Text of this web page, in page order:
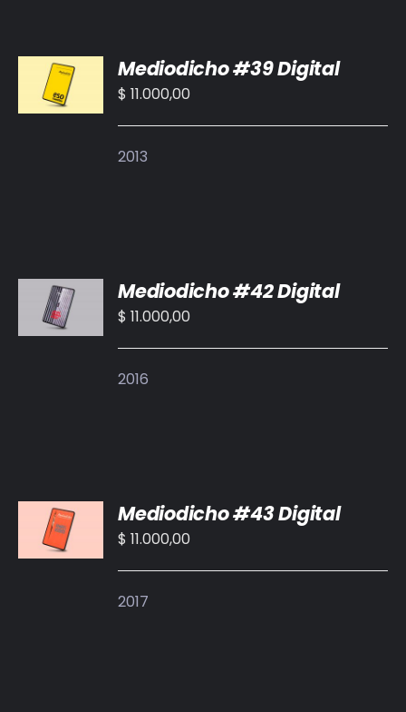
AL
CARRITO
/
Mediodicho #39 Digital
$ 11.000,00
2013
AL
CARRITO
/
Mediodicho #42 Digital
$ 11.000,00
2016
AL
CARRITO
/
Mediodicho #43 Digital
$ 11.000,00
2017